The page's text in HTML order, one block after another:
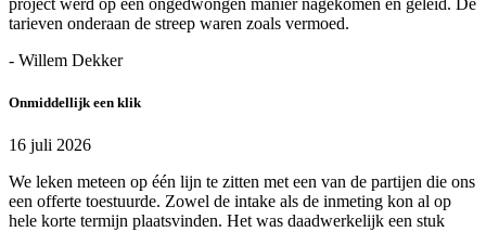
tarieven onderaan de streep waren zoals vermoed.
- Willem Dekker
Onmiddellijk een klik
16 juli 2026
We leken meteen op één lijn te zitten met een van de partijen die ons
een offerte toestuurde. Zowel de intake als de inmeting kon al op
hele korte termijn plaatsvinden. Het was daadwerkelijk een stuk